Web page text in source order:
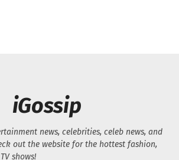
iGossip
news, celebrities, celeb news, and
out the website for the hottest fashion,
shows!